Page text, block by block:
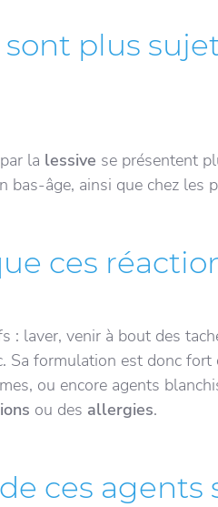
plus
la lessive se présentent
bas-âge, ainsi que chez les
ces
: laver, venir à bout des
Sa formulation est donc
ou encore agents
ou des allergies.
ces agents